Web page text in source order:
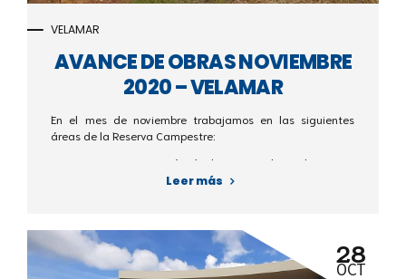
VELAMAR
AVANCE DE OBRAS NOVIEMBRE
2020 – VELAMAR
En el mes de noviembre trabajamos en las siguientes
áreas de la Reserva Campestre:
-Construcción vía de acceso al mirador
-Pórtico de ingreso al proyecto.
- Piscinas
- Adecuación de Canales Hidráulicos
Leer más
28
OCT